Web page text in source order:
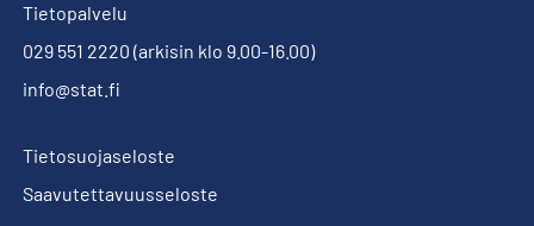
Tietopalvelu
029 551 2220 (arkisin klo 9.00-16.00)
info@stat.fi
Tietosuojaseloste
Saavutettavuusseloste